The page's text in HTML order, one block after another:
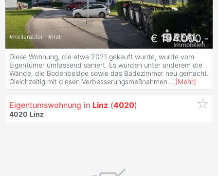
#Kellerabteil #hell € 194.000,-
Diese Wohnung, die etwa 2021 gekauft wurde, wurde vom
Eigentümer umfassend saniert. Es wurden unter anderem die
Wände, die Bodenbeläge sowie das Badezimmer neu gemacht.
Gleichzeitig mit diesen Verbesserungsmaßnahmen... [Mehr]
Eigentumswohnung in Linz (4020)
4020 Linz